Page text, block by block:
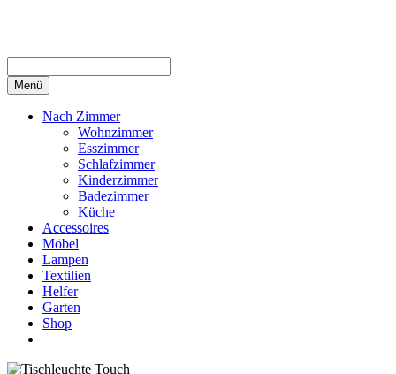
Menü
Nach Zimmer
Wohnzimmer
Esszimmer
Schlafzimmer
Kinderzimmer
Badezimmer
Küche
Accessoires
Möbel
Lampen
Textilien
Helfer
Garten
Shop